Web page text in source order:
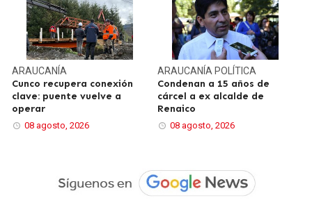
ARAUCANÍA
Cunco recupera conexión
clave: puente vuelve a
operar
08 agosto, 2026
ARAUCANÍA POLÍTICA
Condenan a 15 años de
cárcel a ex alcalde de
Renaico
08 agosto, 2026